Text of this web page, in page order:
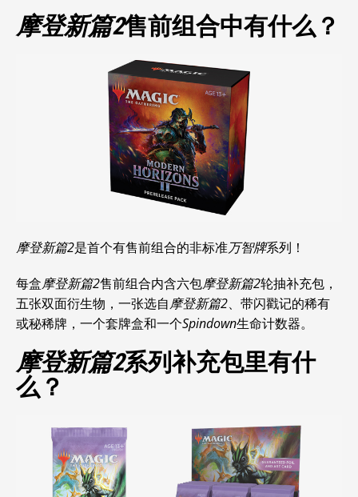
摩登新篇2售前组合中有什么？
摩登新篇2是首个有售前组合的非标准万智牌系列！
每盒摩登新篇2售前组合内含六包摩登新篇2轮抽补充包，
五张双面衍生物，一张选自摩登新篇2、带闪戳记的稀有
或秘稀牌，一个套牌盒和一个Spindown生命计数器。
摩登新篇2系列补充包里有什
么？